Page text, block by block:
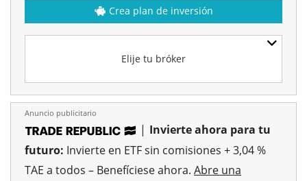
Elije tu bróker
Crea plan de inversión
Anuncio publicitario
| Invierte ahora para tu
futuro: Invierte en ETF sin comisiones + 3,04 %
TAE a todos – Benefíciese ahora. Abre una